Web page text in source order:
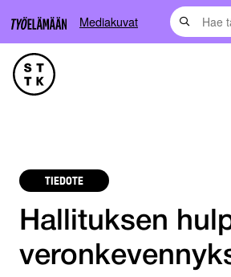
Mediakuvat
TIEDOTE
Hallituksen